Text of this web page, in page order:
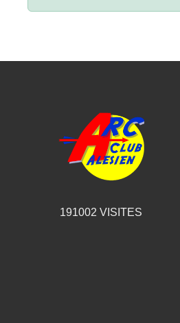
191002 VISITES